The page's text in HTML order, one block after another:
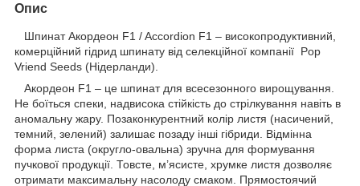
Опис
Шпинат Акордеон F1 / Accordion F1 – високопродуктивний,
комерційний гідрид шпинату від селекційної компанії Pop
Vriend Seeds (Нідерланди).
Акордеон F1 – це шпинат для всесезонного вирощування.
Не боїться спеки, надвисока стійкість до стрілкування навіть в
аномальну жару. Позаконкурентний колір листя (насичений,
темний, зелений) залишає позаду інші гібриди. Відмінна
форма листа (округло-овальна) зручна для формування
пучкової продукції. Товсте, м’ясисте, хрумке листя дозволяє
отримати максимальну насолоду смаком. Прямостоячий